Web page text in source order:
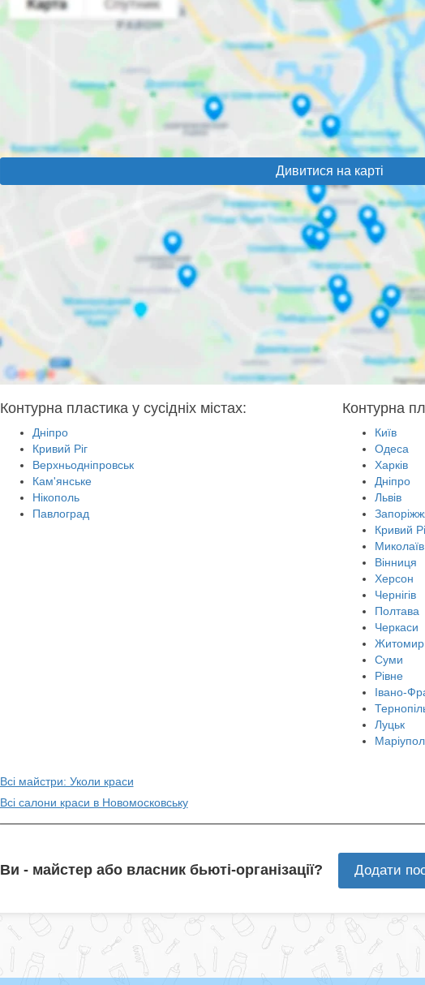
Дивитися на карті
Контурна пластика у сусідніх містах:
Дніпро
Кривий Ріг
Верхньодніпровськ
Кам'янське
Нікополь
Павлоград
Контурна
Київ
Одеса
Харків
Дніпро
Львів
Кривий
Миколаїв
Вінниця
Херсон
Чернігів
Полтава
Черкаси
Житомир
Суми
Рівне
Івано-
Луцьк
Всі майстри: Уколи краси
Всі салони краси в Новомосковську
Ви - майстер або власник бьюті-організації? Додати